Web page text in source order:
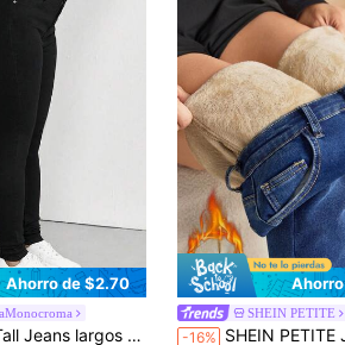
Ahorro de $2.70
bolsillo delantero con botón, uso diario simple, pantalones festivos para Navidad y Año Nuevo, verano, ocasión, para mujeres altas
SHEIN PETITE
-16% SHEIN PETITE Jeans de mujer de pierna acampanada de ajuste delgado, versátiles y casuales para uso